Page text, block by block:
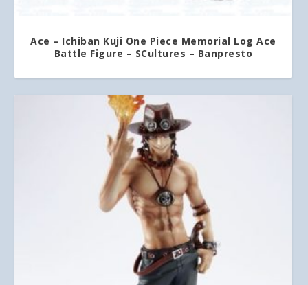
Ace – Ichiban Kuji One Piece Memorial Log Ace
Battle Figure – SCultures – Banpresto